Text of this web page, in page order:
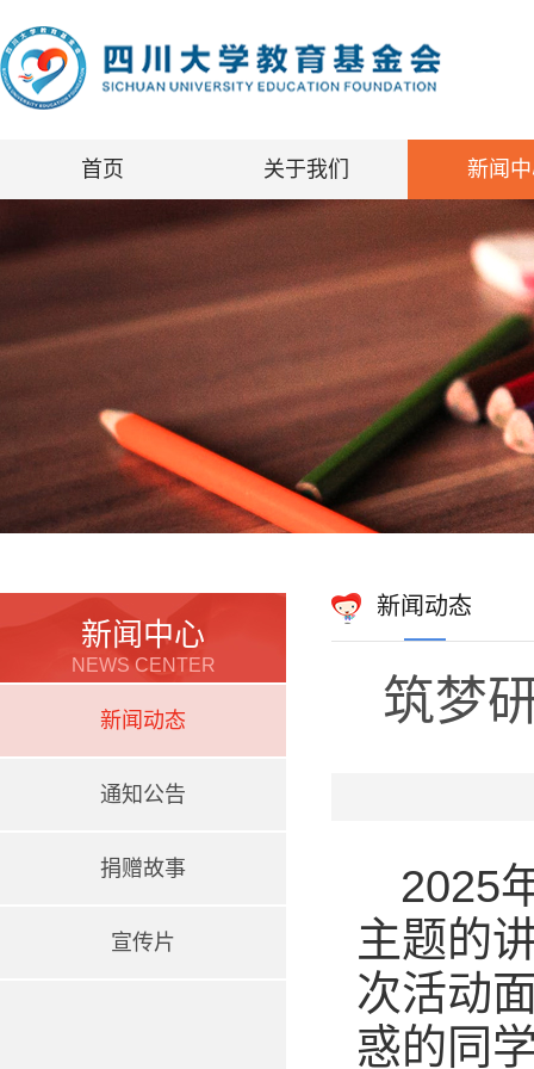
首页 关于我们 新闻
新闻中心
NEWS CENTER
新闻动态
通知公告
捐赠故事
宣传片
新闻动态
筑梦
2025
主题的
次活动
惑的同